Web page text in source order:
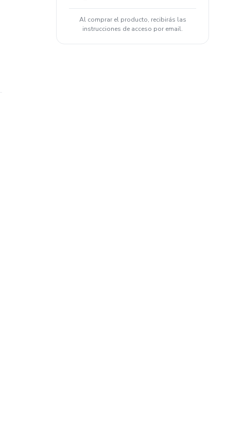
Al comprar el producto, recibirás las
instrucciones de acceso por email.